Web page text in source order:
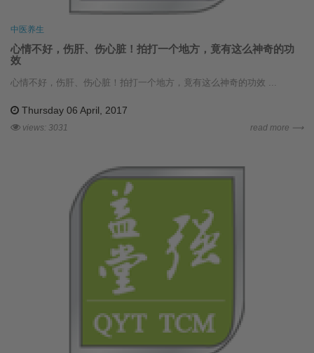
中医养生
心情不好，伤肝、伤心脏！拍打一个地方，竟有这么神奇的功
效
心情不好，伤肝、伤心脏！拍打一个地方，竟有这么神奇的功效 ...
Thursday 06 April, 2017
views: 3031 read more ⟶